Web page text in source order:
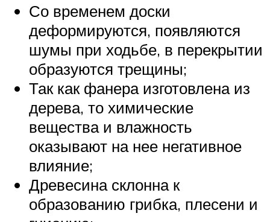
Со временем доски
деформируются, появляются
шумы при ходьбе, в перекрытии
образуются трещины;
Так как фанера изготовлена из
дерева, то химические
вещества и влажность
оказывают на нее негативное
влияние;
Древесина склонна к
образованию грибка, плесени и